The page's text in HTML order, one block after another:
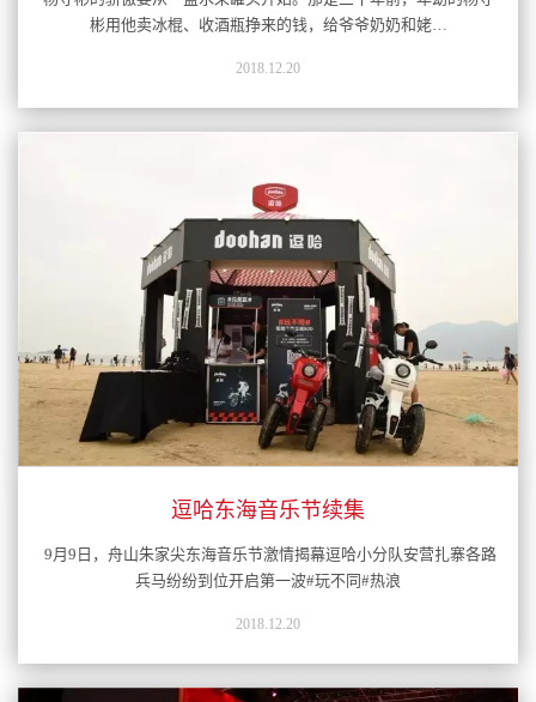
彬用他卖冰棍、收酒瓶挣来的钱，给爷爷奶奶和姥…
2018.12.20
逗哈东海音乐节续集
9月9日，舟山朱家尖东海音乐节激情揭幕逗哈小分队安营扎寨各路
兵马纷纷到位开启第一波#玩不同#热浪
2018.12.20